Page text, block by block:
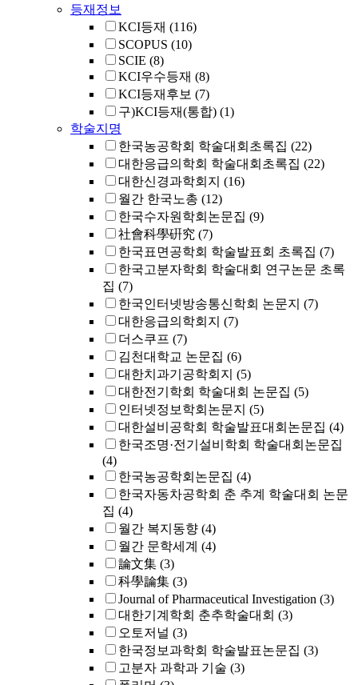
등재정보
KCI등재 (116)
SCOPUS (10)
SCIE (8)
KCI우수등재 (8)
KCI등재후보 (7)
구)KCI등재(통합) (1)
학술지명
한국농공학회 학술대회초록집 (22)
대한응급의학회 학술대회초록집 (22)
대한신경과학회지 (16)
월간 한국노총 (12)
한국수자원학회논문집 (9)
社會科學硏究 (7)
한국표면공학회 학술발표회 초록집 (7)
한국고분자학회 학술대회 연구논문 초록
집 (7)
한국인터넷방송통신학회 논문지 (7)
대한응급의학회지 (7)
더스쿠프 (7)
김천대학교 논문집 (6)
대한치과기공학회지 (5)
대한전기학회 학술대회 논문집 (5)
인터넷정보학회논문지 (5)
대한설비공학회 학술발표대회논문집 (4)
한국조명·전기설비학회 학술대회논문집
(4)
한국농공학회논문집 (4)
한국자동차공학회 춘 추계 학술대회 논문
집 (4)
월간 복지동향 (4)
월간 문학세계 (4)
論文集 (3)
科學論集 (3)
Journal of Pharmaceutical Investigation (3)
대한기계학회 춘추학술대회 (3)
오토저널 (3)
한국정보과학회 학술발표논문집 (3)
고분자 과학과 기술 (3)